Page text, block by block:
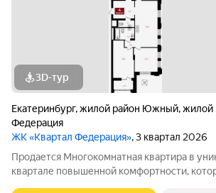
3D-тур
Екатеринбург,жилой район Южный,жилой
Федерация
ЖК «Квартал Федерация», 3 квартал 2026
Продается Многокомнатная квартира в
квартале повышенной комфортности,